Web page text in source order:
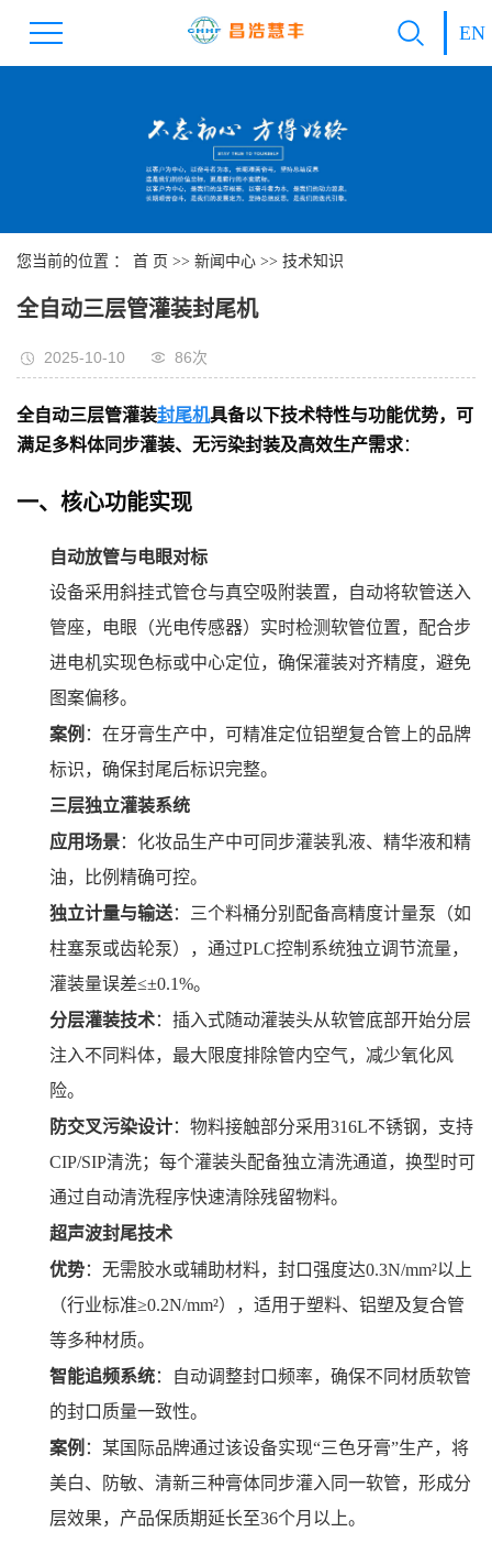
EN
您当前的位置 ： 首 页 >> 新闻中心 >> 技术知识
全自动三层管灌装封尾机
2025-10-10 86次
全自动三层管灌装封尾机具备以下技术特性与功能优势，可
满足多料体同步灌装、无污染封装及高效生产需求：
一、核心功能实现
自动放管与电眼对标
设备采用斜挂式管仓与真空吸附装置，自动将软管送入
管座，电眼（光电传感器）实时检测软管位置，配合步
进电机实现色标或中心定位，确保灌装对齐精度，避免
图案偏移。
案例 ：在牙膏生产中，可精准定位铝塑复合管上的品牌
标识，确保封尾后标识完整。
三层独立灌装系统
应用场景：化妆品生产中可同步灌装乳液、精华液和精
油，比例精确可控。
独立计量与输送：三个料桶分别配备高精度计量泵（如
柱塞泵或齿轮泵），通过PLC控制系统独立调节流量，
灌装量误差≤±0.1%。
分层灌装技术：插入式随动灌装头从软管底部开始分层
注入不同料体，最大限度排除管内空气，减少氧化风
险。
防交叉污染设计：物料接触部分采用316L不锈钢，支持
CIP/SIP清洗；每个灌装头配备独立清洗通道，换型时可
通过自动清洗程序快速清除残留物料。
超声波封尾技术
优势：无需胶水或辅助材料，封口强度达0.3N/mm²以上
（行业标准≥0.2N/mm²），适用于塑料、铝塑及复合管
等多种材质。
智能追频系统：自动调整封口频率，确保不同材质软管
的封口质量一致性。
案例 ：某国际品牌通过该设备实现“三色牙膏”生产，将
美白、防敏、清新三种膏体同步灌入同一软管，形成分
层效果，产品保质期延长至36个月以上。